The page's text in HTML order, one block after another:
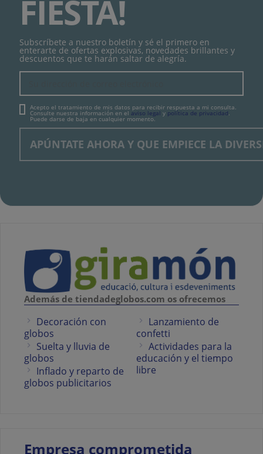
FIESTA!
Subscríbete a nuestro boletín y sé el primero en
enterarte de ofertas explosivas, novedades brillantes y
descuentos que te harán saltar de alegría.
Acepto el tratamiento de mis datos para recibir respuesta a mi consulta.
Consulte nuestra información en el aviso legal y política de privacidad.
Puede darse de baja en cualquier momento.
Además de tiendadeglobos.com os ofrecemos
Decoración con
globos
Suelta y lluvia de
globos
Inflado y reparto de
globos publicitarios
Lanzamiento de
confetti
Actividades para la
educación y el tiempo
libre
Empresa comprometida